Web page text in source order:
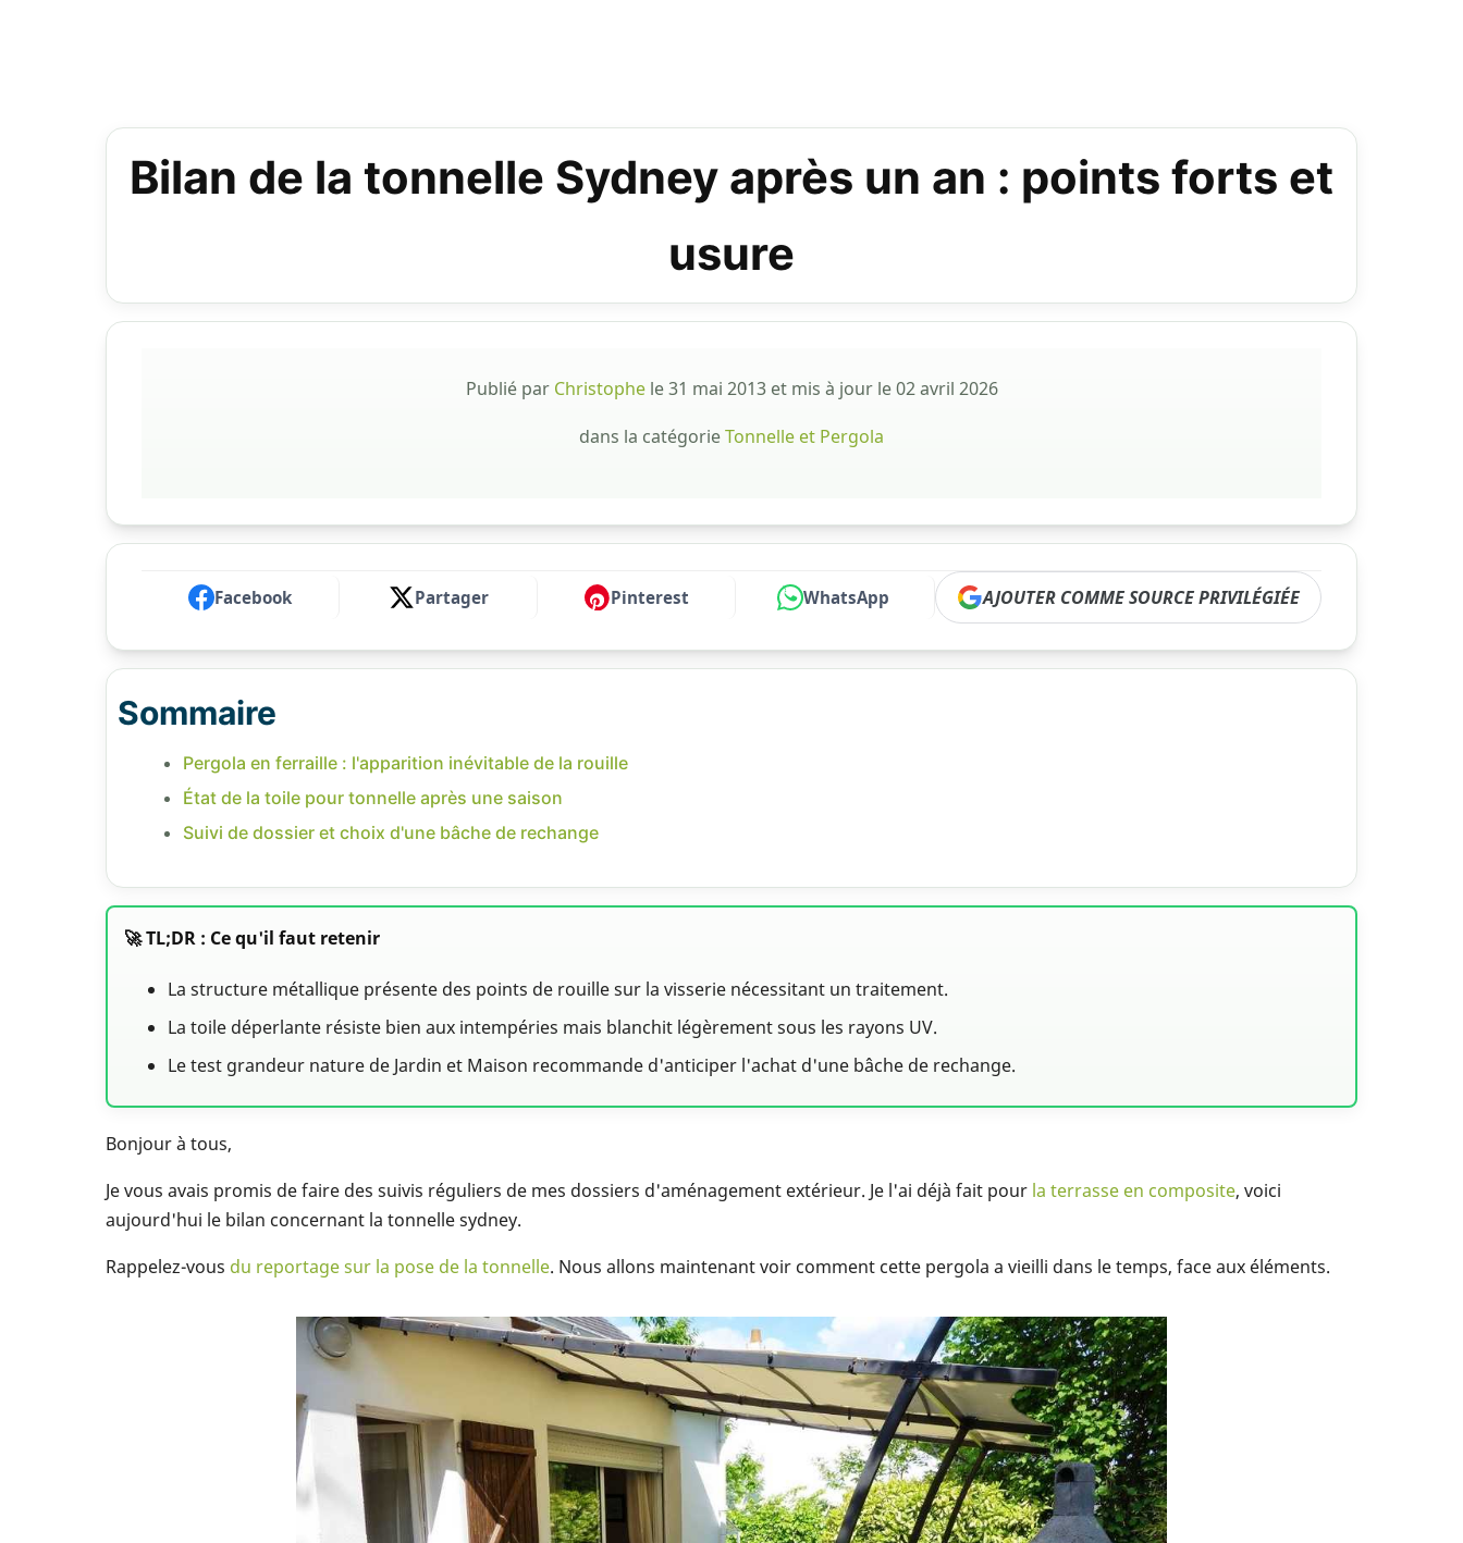
Bilan de la tonnelle Sydney après un an : points forts et
usure
Publié par Christophele31 mai 2013et mis à jour le02 avril 2026
dans la catégorieTonnelle et Pergola
Facebook Partager Pinterest WhatsApp AJOUTER COMME SOURCE PRIVILÉGIÉE
Sommaire
Pergola en ferraille : l'apparition inévitable de la rouille
État de la toile pour tonnelle après une saison
Suivi de dossier et choix d'une bâche de rechange
🚀 TL;DR : Ce qu'il faut retenir
La structure métallique présente des points de rouille sur la visserie nécessitant un traitement.
La toile déperlante résiste bien aux intempéries mais blanchit légèrement sous les rayons UV.
Le test grandeur nature de Jardin et Maison recommande d'anticiper l'achat d'une bâche de rechange.
Bonjour à tous,
Je vous avais promis de faire des suivis réguliers de mes dossiers d'aménagement extérieur. Je l'ai déjà fait pour la terrasse en composite, voici
aujourd'hui le bilan concernant la tonnelle sydney.
Rappelez-vous du reportage sur la pose de la tonnelle. Nous allons maintenant voir comment cette pergola a vieilli dans le temps, face aux éléments.